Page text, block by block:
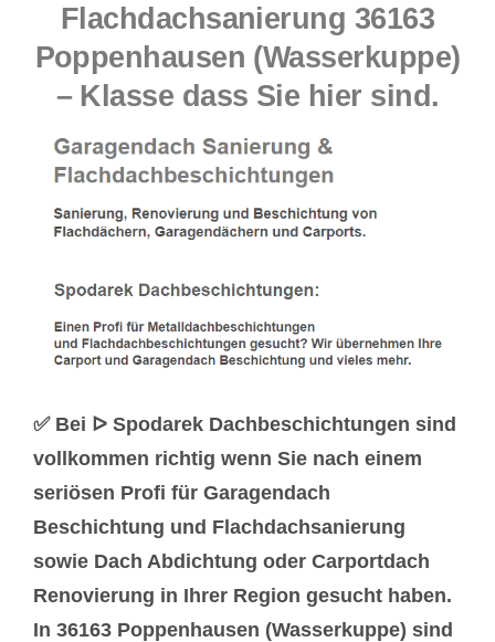
Flachdachsanierung 36163
Poppenhausen (Wasserkuppe)
– Klasse dass Sie hier sind.
✅ Bei ᐅ Spodarek Dachbeschichtungen sind
vollkommen richtig wenn Sie nach einem
seriösen Profi für Garagendach
Beschichtung und Flachdachsanierung
sowie Dach Abdichtung oder Carportdach
Renovierung in Ihrer Region gesucht haben.
In 36163 Poppenhausen (Wasserkuppe) sind